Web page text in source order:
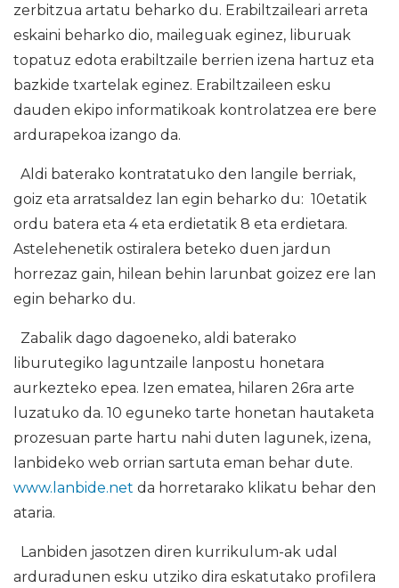
zerbitzua artatu beharko du. Erabiltzaileari arreta
eskaini beharko dio, maileguak eginez, liburuak
topatuz edota erabiltzaile berrien izena hartuz eta
bazkide txartelak eginez. Erabiltzaileen esku
dauden ekipo informatikoak kontrolatzea ere bere
ardurapekoa izango da.
Aldi baterako kontratatuko den langile berriak,
goiz eta arratsaldez lan egin beharko du: 10etatik
ordu batera eta 4 eta erdietatik 8 eta erdietara.
Astelehenetik ostiralera beteko duen jardun
horrezaz gain, hilean behin larunbat goizez ere lan
egin beharko du.
Zabalik dago dagoeneko, aldi baterako
liburutegiko laguntzaile lanpostu honetara
aurkezteko epea. Izen ematea, hilaren 26ra arte
luzatuko da. 10 eguneko tarte honetan hautaketa
prozesuan parte hartu nahi duten lagunek, izena,
lanbideko web orrian sartuta eman behar dute.
www.lanbide.net da horretarako klikatu behar den
ataria.
Lanbiden jasotzen diren kurrikulum-ak udal
arduradunen esku utziko dira eskatutako profilera